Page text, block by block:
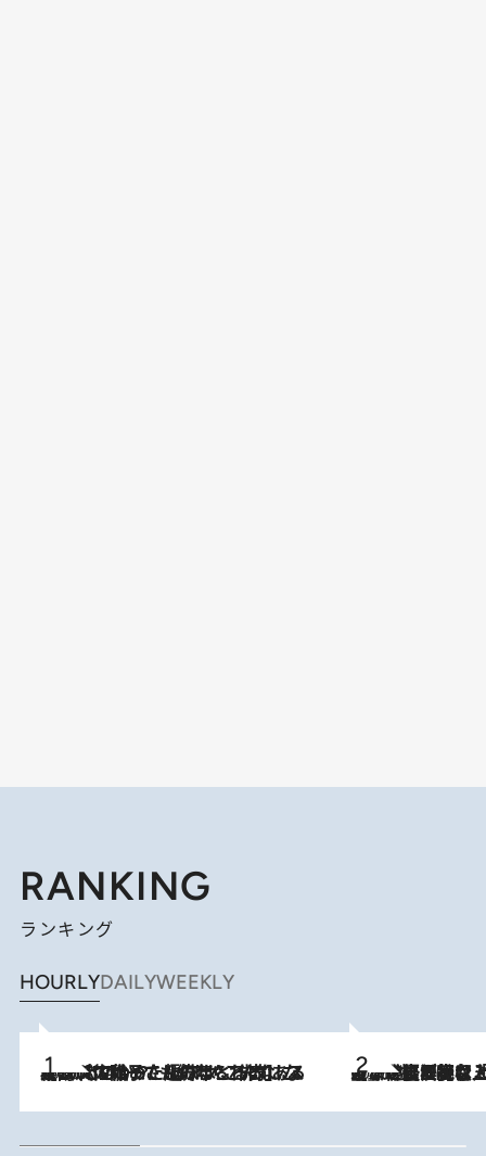
RANKING
ランキング
HOURLYDAILYWEEKLY
2026.8.5
【阿川佐和子さんの年とる力】なぜ70代で始めた趣味は“こんなに楽しい”のか？ ピアノ、俳句…スランプに陥っても続けられる“ある秘訣”とは 2026.8.5
【なぜ吉沢亮は「気配を消せる」のか？】興行収入208億の『国宝』を経て挑むミュージカル『ディア・エヴァン・ハンセン』。トップ俳優が舞台上でさらけ出した“孤独”とは